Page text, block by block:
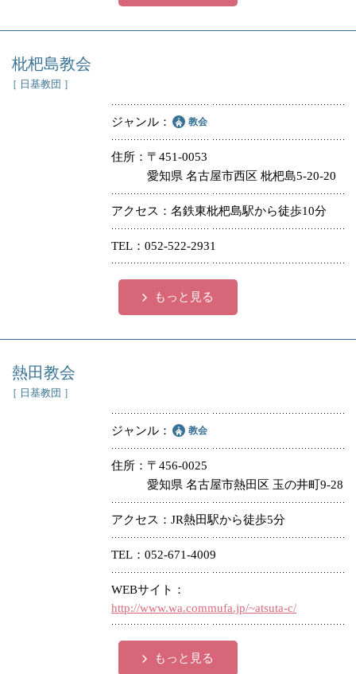
枇杷島教会
［ 日基教団 ］
ジャンル 教会
住所
〒451-0053
愛知県 名古屋市西区 枇杷島5-20-20
アクセス 名鉄東枇杷島駅から徒歩10分
TEL 052-522-2931
もっと見る
熱田教会
［ 日基教団 ］
ジャンル 教会
住所
〒456-0025
愛知県 名古屋市熱田区 玉の井町9-28
アクセス JR熱田駅から徒歩5分
TEL 052-671-4009
WEBサイト
http://www.wa.commufa.jp/~atsuta-c/
もっと見る